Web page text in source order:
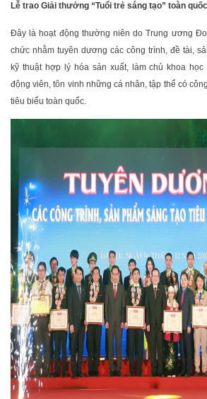
Lễ trao Giải thưởng “Tuổi trẻ sáng tạo” toàn
Đây là hoạt động thường niên do Trung ương
chức nhằm tuyên dương các công trình, đề tài,
kỹ thuật hợp lý hóa sản xuất, làm chủ khoa
động viên, tôn vinh những cá nhân, tập thể có
tiêu biểu toàn quốc.